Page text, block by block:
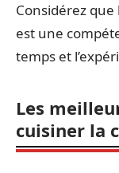
Considérez
est une
temps et
Les
cuisiner la